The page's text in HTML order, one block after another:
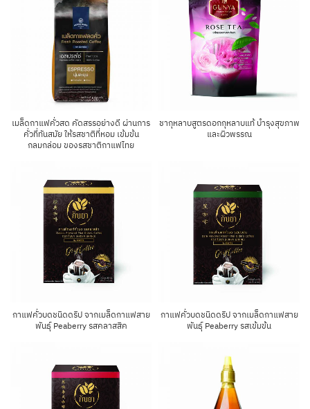
เมล็ดกาแฟคั่วสด คัดสรรอย่างดี ผ่านการ
คั่วที่ทันสมัย ให้รสชาติที่หอม เข้มข้น
กลมกล่อม ของรสชาติกาแฟไทย
ชากุหลาบสูตรดอกกุหลาบแท้ บํารุงสุขภาพ
และผิวพรรณ
กาแฟคั่วบดชนิดดริป จากเมล็ดกาแฟสาย
พันธุ์ Peaberry รสคลาสสิค
กาแฟคั่วบดชนิดดริป จากเมล็ดกาแฟสาย
พันธุ์ Peaberry รสเข้มข้น